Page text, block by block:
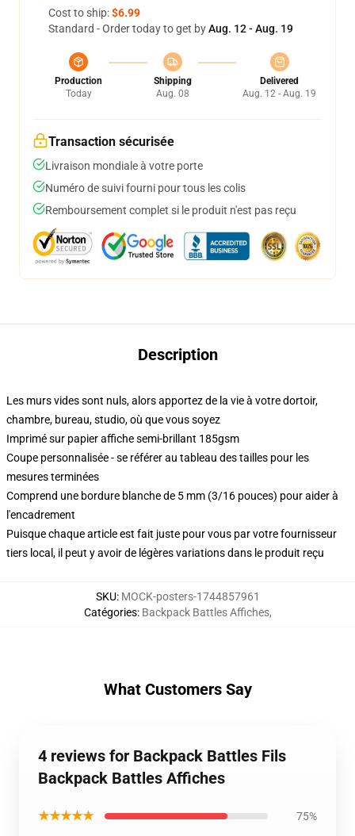
Cost to ship:$6.99
Standard - Order today to get byAug. 12 - Aug. 19
Production
Today
Shipping
Aug. 08
Delivered
Aug. 12 - Aug. 19
Transaction sécurisée
Livraison mondiale à votre porte
Numéro de suivi fourni pour tous les colis
Remboursement complet si le produit n'est pas reçu
Description
Les murs vides sont nuls, alors apportez de la vie à votre dortoir,
chambre, bureau, studio, où que vous soyez
Imprimé sur papier affiche semi-brillant 185gsm
Coupe personnalisée - se référer au tableau des tailles pour les
mesures terminées
Comprend une bordure blanche de 5 mm (3/16 pouces) pour aider à
l'encadrement
Puisque chaque article est fait juste pour vous par votre fournisseur
tiers local, il peut y avoir de légères variations dans le produit reçu
SKU: MOCK-posters-1744857961
Catégories: Backpack Battles Affiches,
What Customers Say
4 reviews for Backpack Battles Fils
Backpack Battles Affiches
★★★★★ 75%